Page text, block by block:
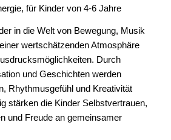
für Kinder von 4-6 Jahre
in die Welt von Bewegung, Musik
wertschätzenden Atmosphäre
Durch
und Geschichten werden
Rhythmusgefühl und Kreativität
stärken die Kinder Selbstvertrauen,
und Freude an gemeinsamer